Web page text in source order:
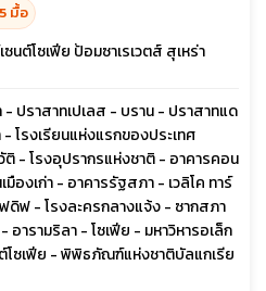
มื้อ
นต์โซเฟีย ป้อมซาเรเวตส์ สุเหร่า
ปราสาทเปเลส - บราน - ปราสาทแด
โรงเรียนแห่งแรกของประเทศ
- โรงอุปรากรแห่งชาติ - อาคารคอน
องเก่า - อาคารรัฐสภา - เวลิโค ทาร์
ดิฟ - โรงละครกลางแจ้ง - ซากสภา
ารามริลา - โซเฟีย - มหาวิหารอเล็ก
โซเฟีย - พิพิธภัณฑ์แห่งชาติบัลแกเรีย